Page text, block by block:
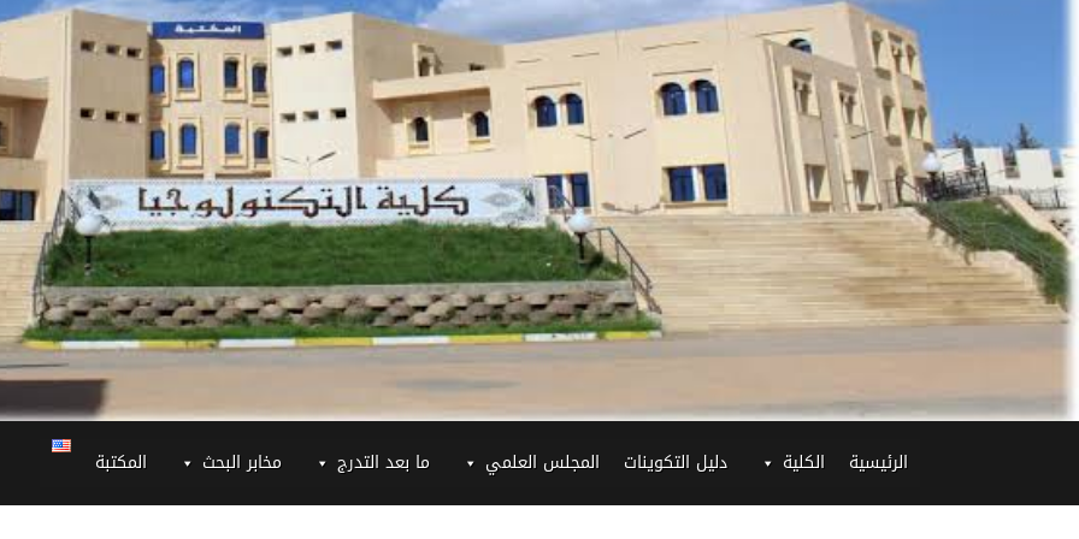
الرئيسية الكلية دليل التكوينات المجلس العلمي ما بعد التدرج مخابر البحث المكتبة